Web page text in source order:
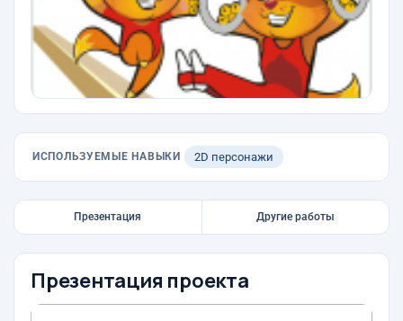
ИСПОЛЬЗУЕМЫЕ НАВЫКИ 2D персонажи
Презентация Другие работы
Презентация проекта